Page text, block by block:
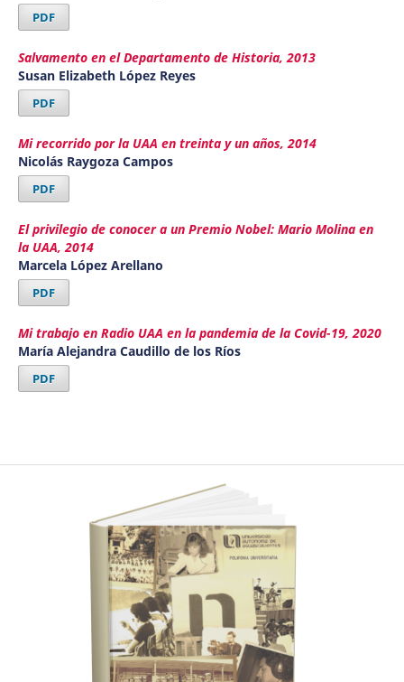
PDF
Salvamento en el Departamento de Historia, 2013
Susan Elizabeth López Reyes
PDF
Mi recorrido por la UAA en treinta y un años, 2014
Nicolás Raygoza Campos
PDF
El privilegio de conocer a un Premio Nobel: Mario Molina en
la UAA, 2014
Marcela López Arellano
PDF
Mi trabajo en Radio UAA en la pandemia de la Covid-19, 2020
María Alejandra Caudillo de los Ríos
PDF